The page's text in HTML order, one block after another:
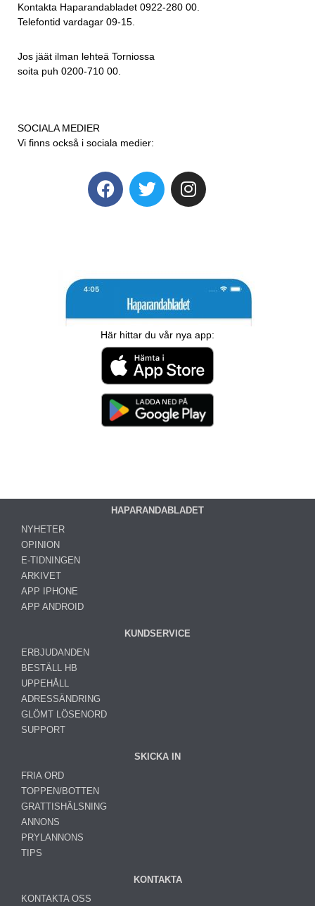
Kontakta Haparandabladet 0922-280 00.
Telefontid vardagar 09-15.
Jos jäät ilman lehteä Torniossa
soita puh 0200-710 00.
SOCIALA MEDIER
Vi finns också i sociala medier:
Här hittar du vår nya app:
HAPARANDABLADET
NYHETER
OPINION
E-TIDNINGEN
ARKIVET
APP IPHONE
APP ANDROID
KUNDSERVICE
ERBJUDANDEN
BESTÄLL HB
UPPEHÅLL
ADRESSÄNDRING
GLÖMT LÖSENORD
SUPPORT
SKICKA IN
FRIA ORD
TOPPEN/BOTTEN
GRATTISHÄLSNING
ANNONS
PRYLANNONS
TIPS
KONTAKTA
KONTAKTA OSS